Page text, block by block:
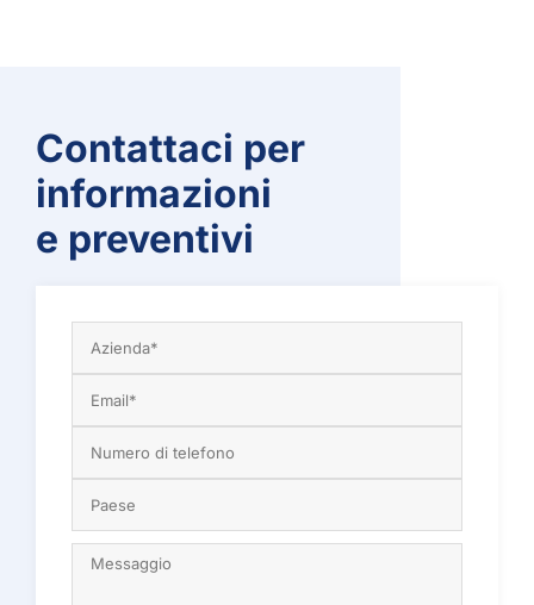
Contattaci per
informazioni
e preventivi